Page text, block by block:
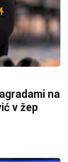
na
v žep